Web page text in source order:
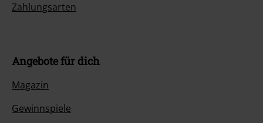
Zahlungsarten
Angebote für dich
Magazin
Gewinnspiele